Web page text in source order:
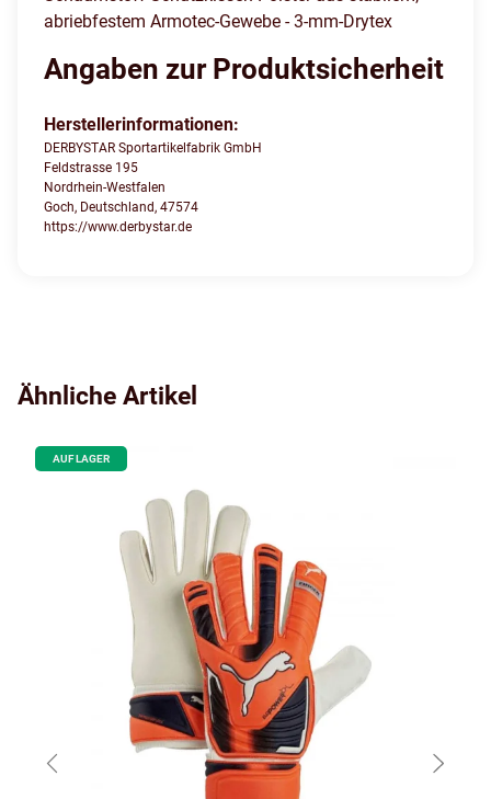
abriebfestem Armotec-Gewebe - 3-mm-Drytex
Angaben zur Produktsicherheit
Herstellerinformationen:
DERBYSTAR Sportartikelfabrik GmbH
Feldstrasse 195
Nordrhein-Westfalen
Goch, Deutschland, 47574
https://www.derbystar.de
Ähnliche Artikel
AUF LAGER